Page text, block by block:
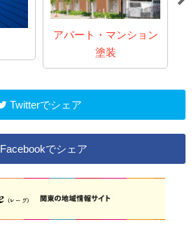
アパート・マンション
塗装
Twitterでシェア
Facebookでシェア